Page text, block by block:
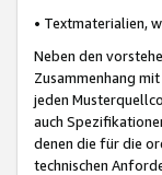
• Textmaterialien,
Neben den
Zusammenhang
jeden
auch
denen die für die
technischen